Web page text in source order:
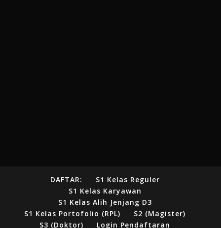
DAFTAR:
S1 Kelas Reguler
S1 Kelas Karyawan
S1 Kelas Alih Jenjang D3
S1 Kelas Portofolio (RPL)
S2 (Magister)
S3 (Doktor)
Login Pendaftaran